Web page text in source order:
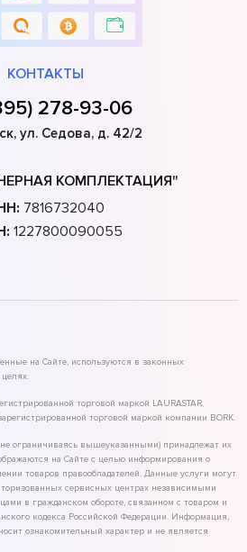
КОНТАКТЫ
278-93-06
ул. Седова, д. 42/2
КОМПЛЕКТАЦИЯ"
7816732040
1227800090055
на Сайте, используются в законных
торговой маркой LAURASTAR.
торговой маркой компании BORK.
ограничиваясь вышеуказанными) принадлежат их
на Сайте с целью информирования о
товаров правообладателей. Данные услуги могут
сервисных центрах независимыми
в гражданском обороте, связанном с товаром и
кодекса Российской Федерации. Информация,
ознакомительный характер и не является